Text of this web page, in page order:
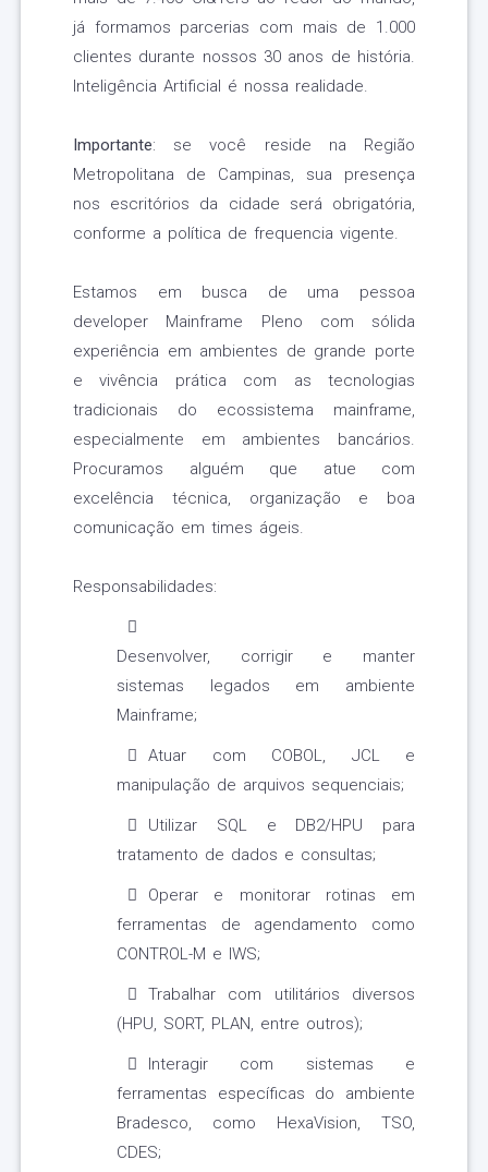
já formamos parcerias com mais de 1.000
clientes durante nossos 30 anos de história.
Inteligência Artificial é nossa realidade.
Importante: se você reside na Região
Metropolitana de Campinas, sua presença
nos escritórios da cidade será obrigatória,
conforme a política de frequencia vigente.
Estamos em busca de uma pessoa
developer Mainframe Pleno com sólida
experiência em ambientes de grande porte
e vivência prática com as tecnologias
tradicionais do ecossistema mainframe,
especialmente em ambientes bancários.
Procuramos alguém que atue com
excelência técnica, organização e boa
comunicação em times ágeis.
Responsabilidades:
Desenvolver, corrigir e manter
sistemas legados em ambiente
Mainframe;
Atuar com COBOL, JCL e
manipulação de arquivos sequenciais;
Utilizar SQL e DB2/HPU para
tratamento de dados e consultas;
Operar e monitorar rotinas em
ferramentas de agendamento como
CONTROL-M e IWS;
Trabalhar com utilitários diversos
(HPU, SORT, PLAN, entre outros);
Interagir com sistemas e
ferramentas específicas do ambiente
Bradesco, como HexaVision, TSO,
CDES;